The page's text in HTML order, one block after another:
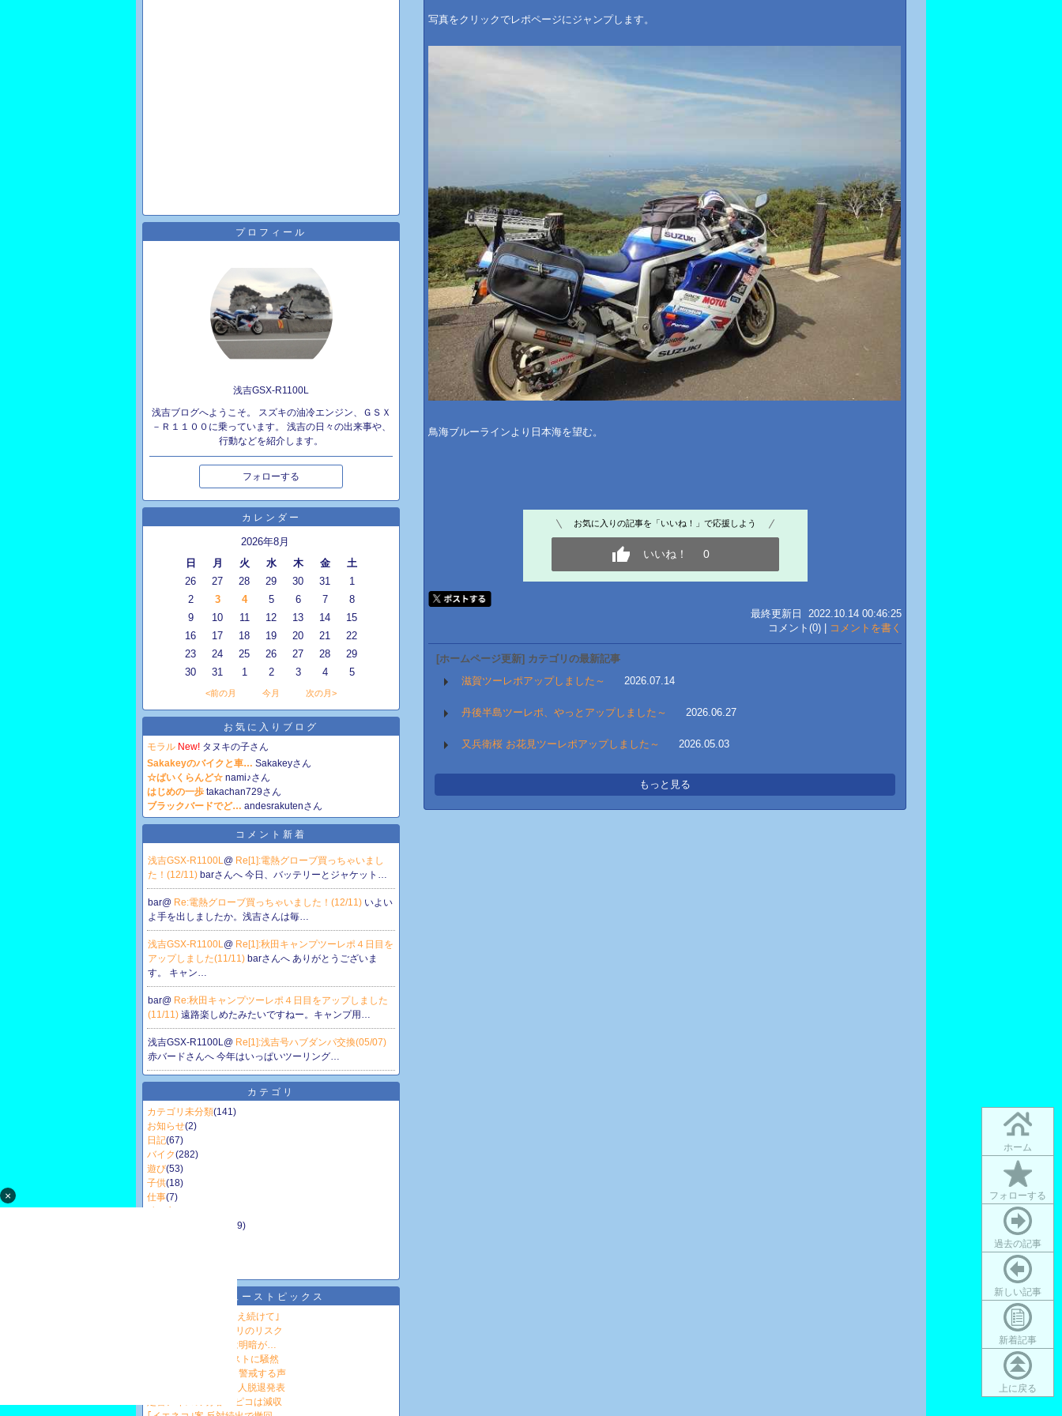
ホーム
フォローする
過去の記事
新しい記事
新着記事
上に戻る
×
プロフィール
浅吉GSX-R1100L
浅吉ブログへようこそ。 スズキの油冷エンジン、ＧＳＸ
－Ｒ１１００に乗っています。 浅吉の日々の出来事や、
行動などを紹介します。
フォローする
カレンダー
2026年8月
日
月 火 水 木 金
土
26
27 28 29 30 31
1
2
3 4 5 6 7
8
9
10 11 12 13 14
15
16
17 18 19 20 21
22
23
24 25 26 27 28
29
30
31 1 2 3 4 5
<前の月 今月 次の月>
お気に入りブログ
モラル New! タヌキの子さん
Sakakeyのバイクと車… Sakakeyさん
☆ばいくらんど☆ nami♪さん
はじめの一歩 takachan729さん
ブラックバードでど… andesrakutenさん
コメント新着
浅吉GSX-R1100L@ Re[1]:電熱グローブ買っちゃいまし
た！(12/11) barさんへ 今日、バッテリーとジャケット…
bar@ Re:電熱グローブ買っちゃいました！(12/11) いよい
よ手を出しましたか。浅吉さんは毎…
浅吉GSX-R1100L@ Re[1]:秋田キャンプツーレポ４日目を
アップしました(11/11) barさんへ ありがとうございま
す。 キャン…
bar@ Re:秋田キャンプツーレポ４日目をアップしました
(11/11) 遠路楽しめたみたいですねー。キャンプ用…
浅吉GSX-R1100L@ Re[1]:浅吉号ハブダンパ交換(05/07)
赤バードさんへ 今年はいっぱいツーリング…
カテゴリ
カテゴリ未分類(141)
お知らせ(2)
日記(67)
バイク(282)
遊び(53)
子供(18)
仕事(7)
(149)
ニューストピックス
集団暴行死｢一生涯考え続けて｣
注意 安価なUSBメモリのリスク
TVerとNHK ONEでは明暗が…
TBSドラマ｢最悪｣ラストに騒然
｢イスラム版NATO｣と警戒する声
｢突然の…｣メンバー2人脱退発表
定番アイスの明暗 パピコは減収
写真をクリックでレポページにジャンプします。
鳥海ブルーラインより日本海を望む。
お気に入りの記事を「いいね！」で応援しよう
いいね！ 0
最終更新日 2022.10.14 00:46:25
コメント(0) |
コメントを書く
[ホームページ更新] カテゴリの最新記事
滋賀ツーレポアップしました～
2026.07.14
丹後半島ツーレポ、やっとアップしました～ 2026.06.27
又兵衛桜 お花見ツーレポアップしました～ 2026.05.03
もっと見る